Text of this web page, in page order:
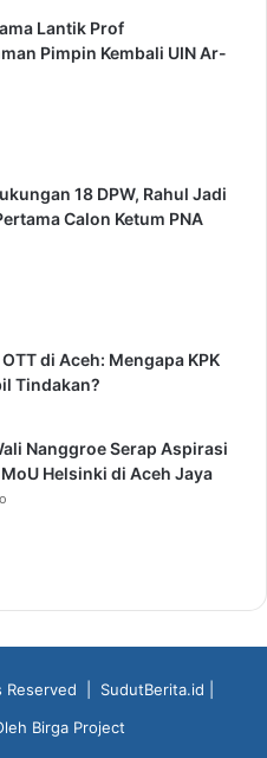
Lantik Prof
Pimpin Kembali UIN Ar-
18 DPW, Rahul Jadi
Calon Ketum PNA
di Aceh: Mengapa KPK
Tindakan?
Nanggroe Serap Aspirasi
Helsinki di Aceh Jaya
Reserved | SudutBerita.id
Birga Project